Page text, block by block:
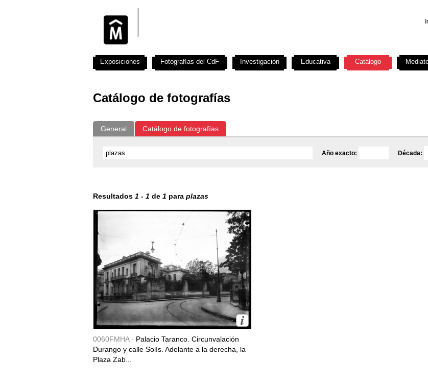
Catálogo de fotografías
General Catálogo de fotografías
Año exacto: Década:
Resultados 1 - 1 de 1 para plazas
0060FMHA - Palacio Taranco. Circunvalación
Durango y calle Solís. Adelante a la derecha, la
Plaza Zab...
Exposiciones Fotografías del CdF Investigación Educativa Catálogo